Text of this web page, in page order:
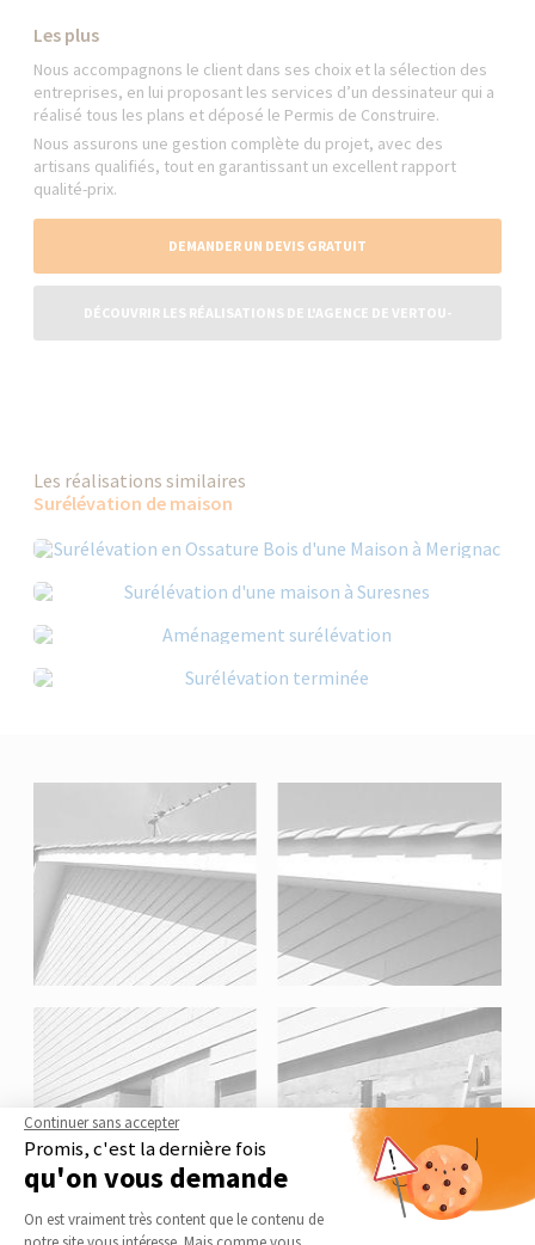
Les plus
Nous accompagnons le client dans ses choix et la sélection des
entreprises, en lui proposant les services d’un dessinateur qui a
réalisé tous les plans et déposé le Permis de Construire.
Nous assurons une gestion complète du projet, avec des
artisans qualifiés, tout en garantissant un excellent rapport
qualité-prix.
DEMANDER UN DEVIS GRATUIT
DÉCOUVRIR LES RÉALISATIONS DE L'AGENCE DE VERTOU-
Les réalisations similaires
Surélévation de maison
Continuer sans accepter
Promis, c'est la dernière fois
qu'on vous demande
Plateforme de Gestion du
On est vraiment très content que le contenu de